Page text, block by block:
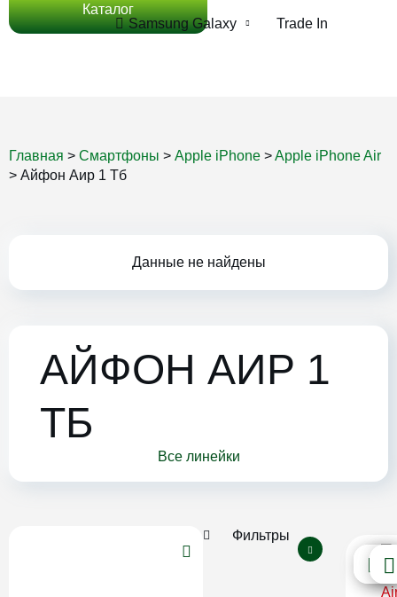
Каталог
Samsung Galaxy Trade In
Главная > Смартфоны > Apple iPhone >Apple iPhone Air
> Айфон Аир 1 Тб
Данные не найдены
АЙФОН АИР 1
ТБ
Все линейки
Фильтры